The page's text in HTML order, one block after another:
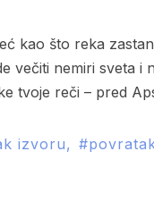
večiti nemiri sveta i
tvoje reči – pred
izvoru